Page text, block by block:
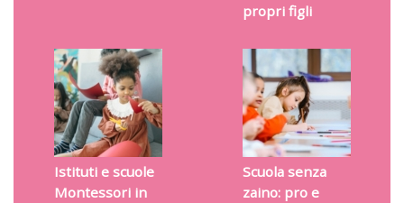
propri figli
Istituti e scuole
Montessori in
Scuola senza
zaino: pro e